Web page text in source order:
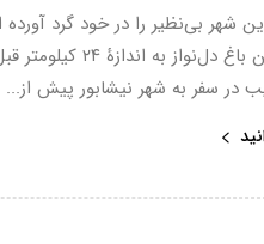
شهر بی‌نظیر را در خود گرد
ابتدایِ ورودِ مهمانانِ عزیزش به استقبال
در سفر به شهر نیشابور پیش از...